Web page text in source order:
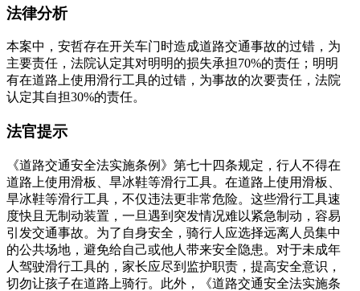
法律分析
本案中，安哲存在开关车门时造成道路交通事故的过错，为
主要责任，法院认定其对明明的损失承担70%的责任；明明
有在道路上使用滑行工具的过错，为事故的次要责任，法院
认定其自担30%的责任。
法官提示
《道路交通安全法实施条例》第七十四条规定，行人不得在
道路上使用滑板、旱冰鞋等滑行工具。在道路上使用滑板、
旱冰鞋等滑行工具，不仅违法更非常危险。这些滑行工具速
度快且无制动装置，一旦遇到突发情况难以紧急制动，容易
引发交通事故。为了自身安全，骑行人应选择远离人员集中
的公共场地，避免给自己或他人带来安全隐患。对于未成年
人驾驶滑行工具的，家长应尽到监护职责，提高安全意识，
切勿让孩子在道路上骑行。此外，《道路交通安全法实施条